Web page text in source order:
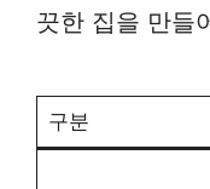
끗한 집을 만들
구분